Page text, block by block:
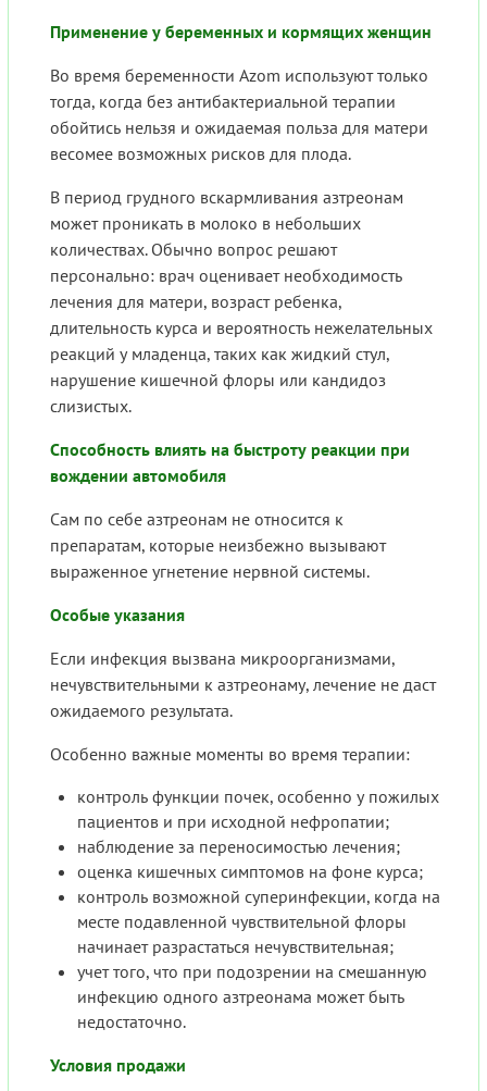
Применение у беременных и кормящих женщин
Во время беременности Azom используют только
тогда, когда без антибактериальной терапии
обойтись нельзя и ожидаемая польза для матери
весомее возможных рисков для плода.
В период грудного вскармливания азтреонам
может проникать в молоко в небольших
количествах. Обычно вопрос решают
персонально: врач оценивает необходимость
лечения для матери, возраст ребенка,
длительность курса и вероятность нежелательных
реакций у младенца, таких как жидкий стул,
нарушение кишечной флоры или кандидоз
слизистых.
Способность влиять на быстроту реакции при
вождении автомобиля
Сам по себе азтреонам не относится к
препаратам, которые неизбежно вызывают
выраженное угнетение нервной системы.
Особые указания
Если инфекция вызвана микроорганизмами,
нечувствительными к азтреонаму, лечение не даст
ожидаемого результата.
Особенно важные моменты во время терапии:
контроль функции почек, особенно у пожилых
пациентов и при исходной нефропатии;
наблюдение за переносимостью лечения;
оценка кишечных симптомов на фоне курса;
контроль возможной суперинфекции, когда на
месте подавленной чувствительной флоры
начинает разрастаться нечувствительная;
учет того, что при подозрении на смешанную
инфекцию одного азтреонама может быть
недостаточно.
Условия продажи